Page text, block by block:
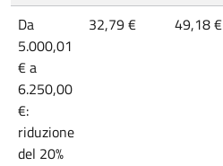
Da
5.000,01
€ a
6.250,00
€:
riduzione
del 20%
32,79 € 49,18 €